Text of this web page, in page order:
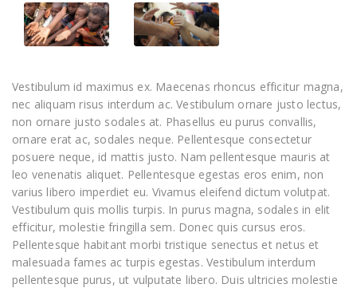
Vestibulum id maximus ex. Maecenas rhoncus efficitur magna,
nec aliquam risus interdum ac. Vestibulum ornare justo lectus,
non ornare justo sodales at. Phasellus eu purus convallis,
ornare erat ac, sodales neque. Pellentesque consectetur
posuere neque, id mattis justo. Nam pellentesque mauris at
leo venenatis aliquet. Pellentesque egestas eros enim, non
varius libero imperdiet eu. Vivamus eleifend dictum volutpat.
Vestibulum quis mollis turpis. In purus magna, sodales in elit
efficitur, molestie fringilla sem. Donec quis cursus eros.
Pellentesque habitant morbi tristique senectus et netus et
malesuada fames ac turpis egestas. Vestibulum interdum
pellentesque purus, ut vulputate libero. Duis ultricies molestie